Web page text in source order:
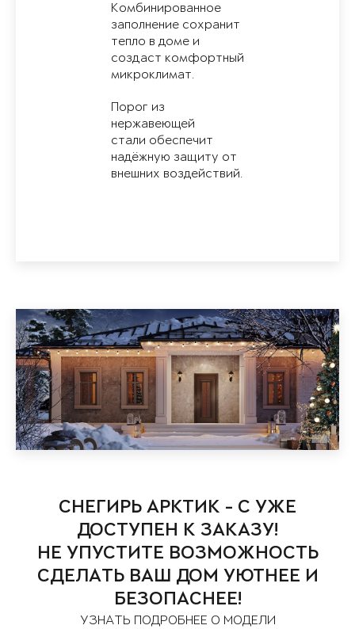
Комбинированное
заполнение сохранит
тепло в доме и
создаст комфортный
микроклимат.
Порог из
нержавеющей
стали обеспечит
надёжную защиту от
внешних воздействий.
СНЕГИРЬ АРКТИК - С УЖЕ
ДОСТУПЕН К ЗАКАЗУ!
НЕ УПУСТИТЕ ВОЗМОЖНОСТЬ
СДЕЛАТЬ ВАШ ДОМ УЮТНЕЕ И
БЕЗОПАСНЕЕ!
УЗНАТЬ ПОДРОБНЕЕ О МОДЕЛИ